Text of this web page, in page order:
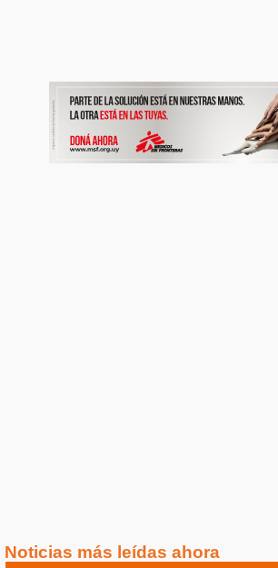
Noticias más leídas ahora